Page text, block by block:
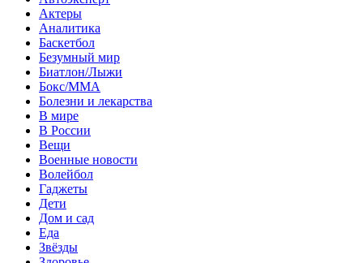
Актеры
Аналитика
Баскетбол
Безумный мир
Биатлон/Лыжи
Бокс/MMA
Болезни и лекарства
В мире
В России
Вещи
Военные новости
Волейбол
Гаджеты
Дети
Дом и сад
Еда
Звёзды